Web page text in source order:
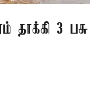
தாக்கி 3 பசு